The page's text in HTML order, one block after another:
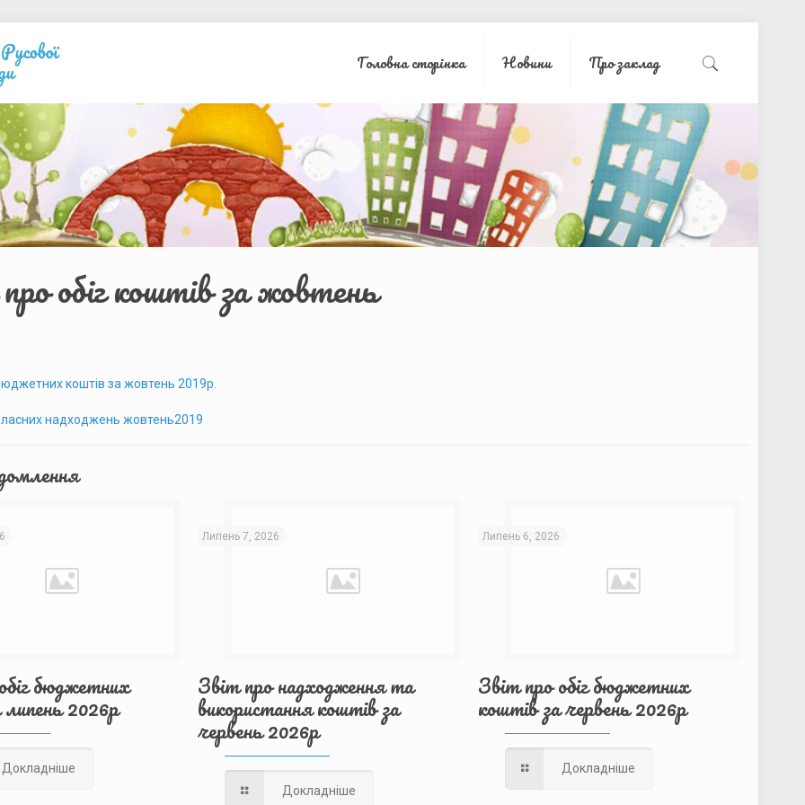
Головна сторінка Новини Про заклад
обіг коштів за жовтень
коштів за жовтень 2019р.
надходжень жовтень2019
бюджетних
2026р
Докладніше
Липень 7, 2026
Звіт про надходження та
використання коштів за
червень 2026р
Докладніше
Липень 6, 2026
Звіт про обіг бюджетних
коштів за червень 2026р
Докладніше